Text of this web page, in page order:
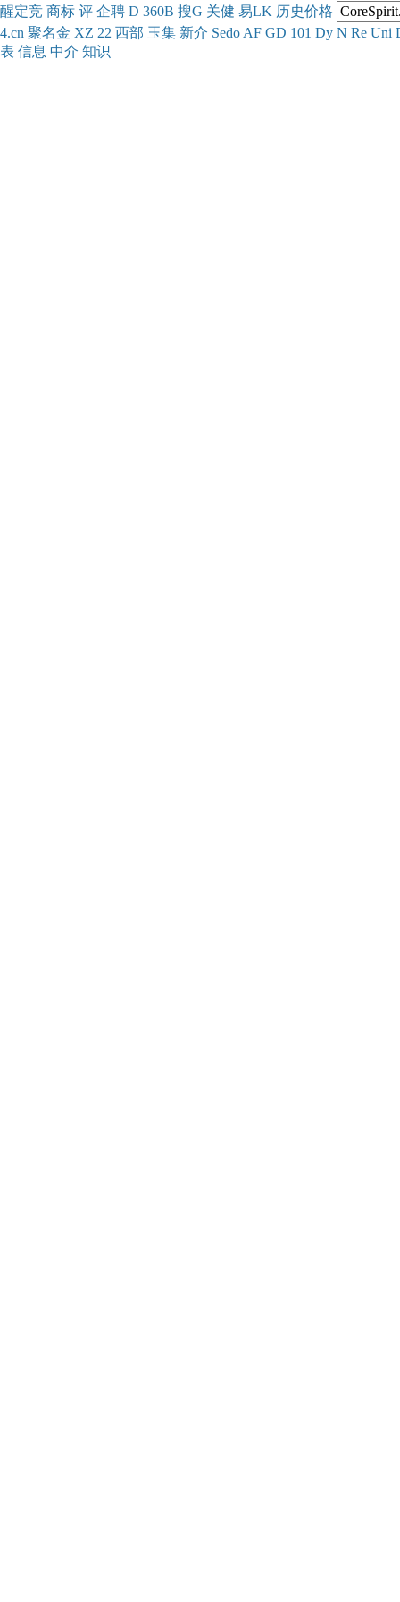
醒定竞 商标 评 企聘 D 360B 搜G 关健 易LK 历史价格
4.cn 聚名金 XZ 22 西部 玉集 新介 Sedo AF GD 101 Dy N Re Uni
表 信息 中介 知识